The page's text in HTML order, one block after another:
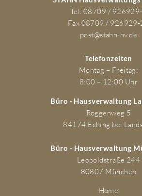
Tel. 08709 /
Fax 08709 / 926929-
post@stahn-hv.de
Telefonzeiten
Montag – Freitag:
8:00 – 12:00 Uhr
Büro - Hausverwaltung
Roggenweg 5
84174 Eching bei
Büro - Hausverwaltung
Leopoldstraße 244
80807 München
Home